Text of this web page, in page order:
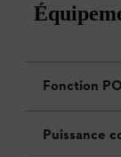
Fonction
Puissance